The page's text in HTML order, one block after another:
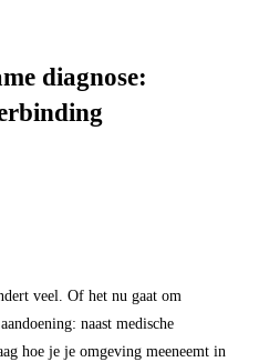
diagnose:
veel. Of het nu gaat om
naast medische
hoe je je omgeving meeneemt in